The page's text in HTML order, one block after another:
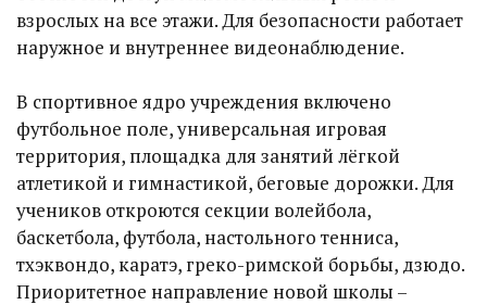
взрослых на все этажи. Для безопасности работает
наружное и внутреннее видеонаблюдение.
В спортивное ядро учреждения включено
футбольное поле, универсальная игровая
территория, площадка для занятий лёгкой
атлетикой и гимнастикой, беговые дорожки. Для
учеников откроются секции волейбола,
баскетбола, футбола, настольного тенниса,
тхэквондо, каратэ, греко-римской борьбы, дзюдо.
Приоритетное направление новой школы –